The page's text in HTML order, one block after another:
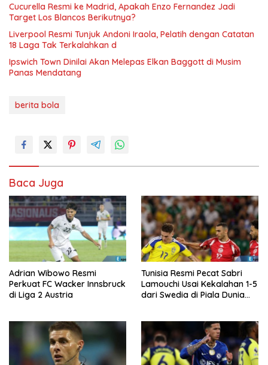
Cucurella Resmi ke Madrid, Apakah Enzo Fernandez Jadi
Target Los Blancos Berikutnya?
Liverpool Resmi Tunjuk Andoni Iraola, Pelatih dengan Catatan
18 Laga Tak Terkalahkan d
Ipswich Town Dinilai Akan Melepas Elkan Baggott di Musim
Panas Mendatang
berita bola
Baca Juga
Adrian Wibowo Resmi
Perkuat FC Wacker Innsbruck
di Liga 2 Austria
Tunisia Resmi Pecat Sabri
Lamouchi Usai Kekalahan 1-5
dari Swedia di Piala Dunia